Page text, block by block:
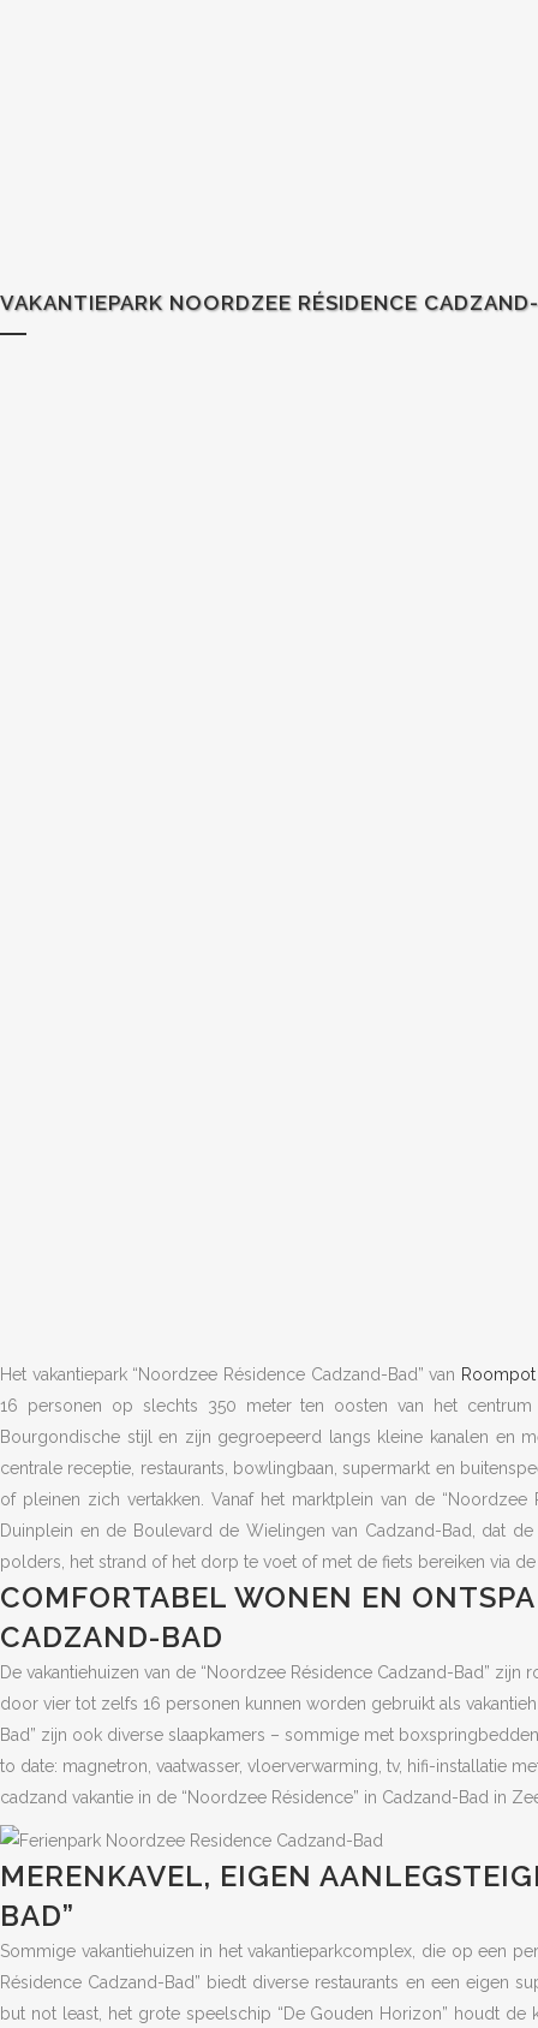
VAKANTIEPARK NOORDZEE RÉSIDENCE
Het vakantiepark “Noordzee Résidence Cadzand-Bad” van Roompot
16 personen op slechts 350 meter ten oosten van het
Bourgondische stijl en zijn gegroepeerd langs kleine kanalen en
centrale receptie, restaurants, bowlingbaan, supermarkt en
of pleinen zich vertakken. Vanaf het marktplein van de
Duinplein en de Boulevard de Wielingen van Cadzand-Bad, dat
polders, het strand of het dorp te voet of met de fiets bereiken via
COMFORTABEL WONEN EN
CADZAND-BAD
De vakantiehuizen van de “Noordzee Résidence Cadzand-Bad”
door vier tot zelfs 16 personen kunnen worden gebruikt als
Bad” zijn ook diverse slaapkamers – sommige met
to date: magnetron, vaatwasser, vloerverwarming, tv, hifi-installatie
cadzand vakantie in de “Noordzee Résidence” in Cadzand-Bad in
MERENKAVEL, EIGEN
BAD”
Sommige vakantiehuizen in het vakantieparkcomplex, die op een
Résidence Cadzand-Bad” biedt diverse restaurants en een eigen
but not least, het grote speelschip “De Gouden Horizon” houdt